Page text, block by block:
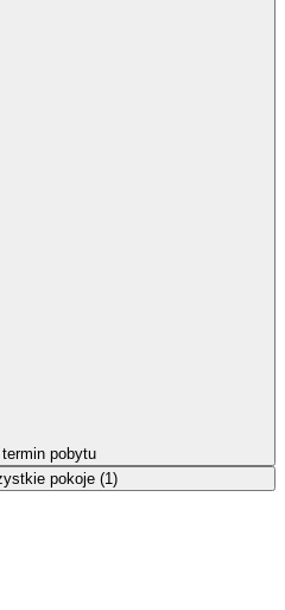
pobytu
pokoje (1)